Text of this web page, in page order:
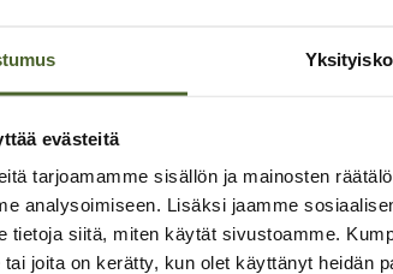
evästeitä
tarjoamamme sisällön ja mainosten
analysoimiseen. Lisäksi jaamme
tietoja siitä, miten käytät sivustoamme.
tai joita on kerätty, kun olet käyttänyt heidän